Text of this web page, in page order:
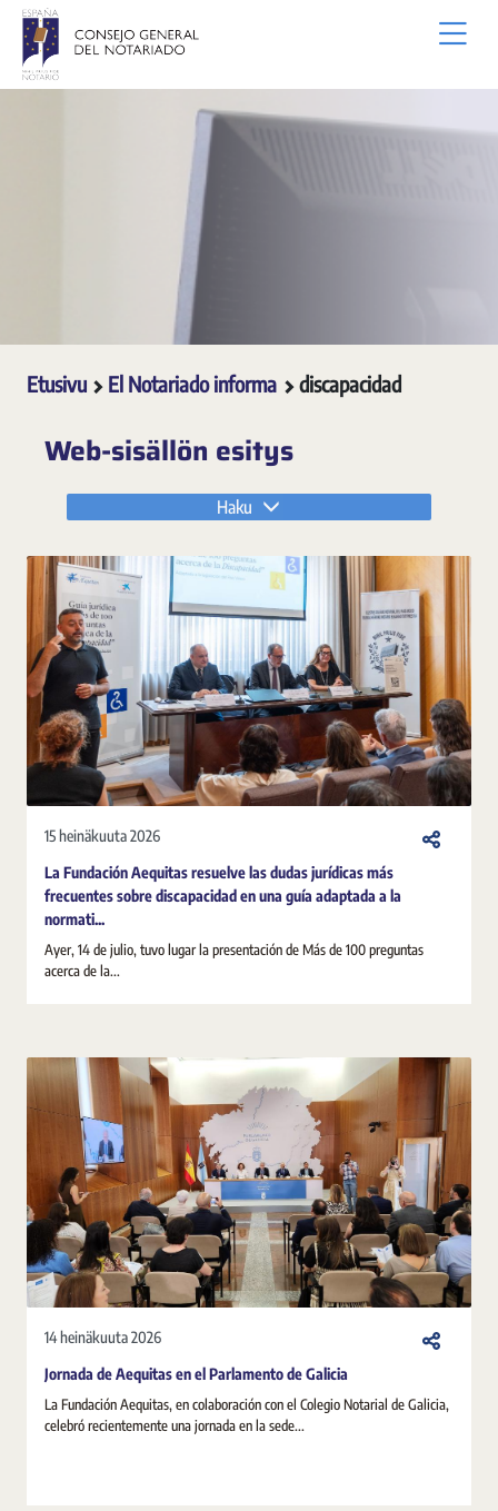
Siirry pääsisältöön
Etusivu El Notariado informa discapacidad
Web-sisällön esitys
Haku
15 heinäkuuta 2026
La Fundación Aequitas resuelve las dudas jurídicas más
frecuentes sobre discapacidad en una guía adaptada a la
normati...
Ayer, 14 de julio, tuvo lugar la presentación de Más de 100 preguntas
acerca de la...
14 heinäkuuta 2026
Jornada de Aequitas en el Parlamento de Galicia
La Fundación Aequitas, en colaboración con el Colegio Notarial de Galicia,
celebró recientemente una jornada en la sede...